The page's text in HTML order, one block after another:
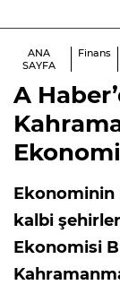
ANA
SAYFA
Finans
A
Ekonominin
kalbi
Ekonomisi